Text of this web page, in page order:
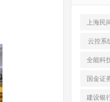
上海民
公司
云控系
全能科
(1)
国金证
(2)
建设银